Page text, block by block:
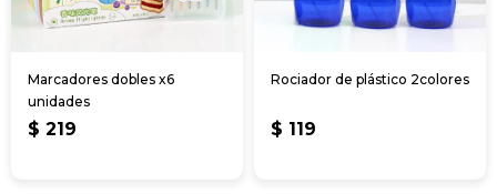
Marcadores dobles x6
unidades
$ 219
Rociador de plástico 2colores
$ 119